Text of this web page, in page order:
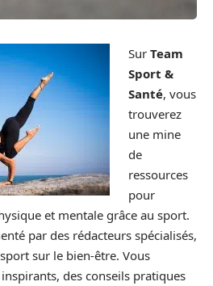
Sur Team
Sport &
Santé, vous
trouverez
une mine
de
ressources
pour
et mentale grâce au sport.
par des rédacteurs spécialisés,
sur le bien-être. Vous
des conseils pratiques